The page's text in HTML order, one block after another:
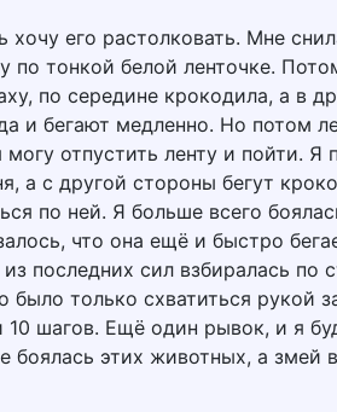
его растолковать. Мне
тонкой белой ленточке.
по середине крокодила, а в
и бегают медленно. Но потом
отпустить ленту и пойти.
а с другой стороны бегут
по ней. Я больше всего
что она ещё и быстро
последних сил взбиралась по
только схватиться рукой
шагов. Ещё один рывок, и я
боялась этих животных, а